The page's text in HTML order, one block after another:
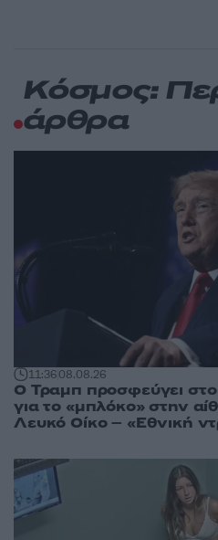
Κόσμος:
άρθρα
11:3608.08.26
Ο Τραμπ προσφεύγει
για το «μπλόκο» στην
Λευκό Οίκο – «Εθνική